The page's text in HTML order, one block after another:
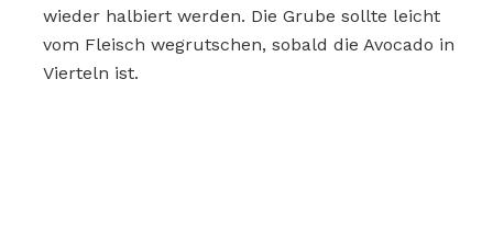
wieder halbiert werden. Die Grube sollte leicht
vom Fleisch wegrutschen, sobald die Avocado in
Vierteln ist.